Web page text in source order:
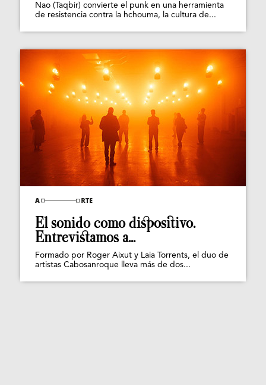
Nao (Taqbir) convierte el punk en una herramienta
de resistencia contra la hchouma, la cultura de...
El sonido como dispositivo.
Entrevistamos a...
Formado por Roger Aixut y Laia Torrents, el duo de
artistas Cabosanroque lleva más de dos...